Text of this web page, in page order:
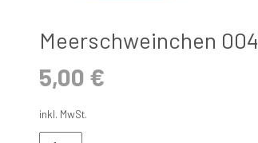
Meerschweinchen 004
5,00 €
inkl. MwSt.